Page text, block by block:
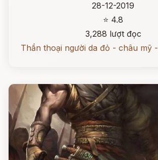
28-12-2019
⭐ 4.8
3,288 lượt đọc
Thần thoại người da đỏ - châu mỹ